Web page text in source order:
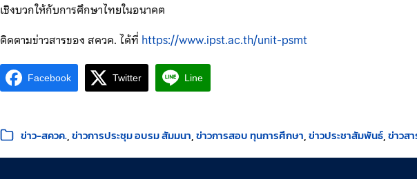
เชิงบวกให้กับการศึกษาไทยในอนาคต
ติดตามข่าวสารของ สควค. ได้ที่ https://www.ipst.ac.th/unit-psmt
Facebook Twitter Line
หมวดหมู่:
ข่าว-สควค. ข่าวการประชุม อบรม สัมมนา ข่าวการสอบ ทุนการศึกษา ข่าวประชาสัมพันธ์ ข่าวส